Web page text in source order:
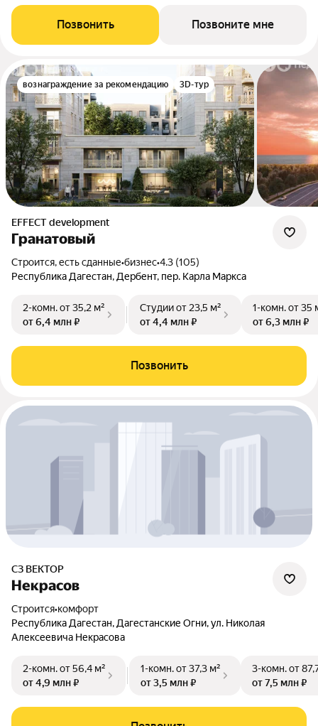
Позвонить Позвоните мне
вознаграждение за рекомендацию 3D-тур
EFFECT development
Гранатовый
Строится, есть сданные•бизнес•4.3 (105)
Республика Дагестан, Дербент, пер. Карла Маркса
2-комн.от 35,2 м²
от 6,4 млн ₽
Студииот 23,5 м²
от 4,4 млн ₽
1-комн.от 35
от 6,3 млн ₽
Позвонить
СЗ ВЕКТОР
Некрасов
Строится•комфорт
Республика Дагестан, Дагестанские Огни, ул. Николая
Алексеевича Некрасова
2-комн.от 56,4 м²
от 4,9 млн ₽
1-комн.от 37,3 м²
от 3,5 млн ₽
3-комн.от
от 7,5 млн ₽